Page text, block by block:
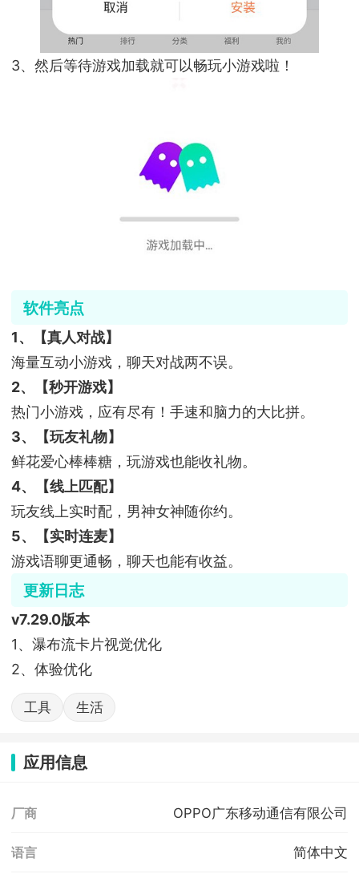
3、然后等待游戏加载就可以畅玩小游戏啦！
软件亮点
1、【真人对战】
海量互动小游戏，聊天对战两不误。
2、【秒开游戏】
热门小游戏，应有尽有！手速和脑力的大比拼。
3、【玩友礼物】
鲜花爱心棒棒糖，玩游戏也能收礼物。
4、【线上匹配】
玩友线上实时配，男神女神随你约。
5、【实时连麦】
游戏语聊更通畅，聊天也能有收益。
更新日志
v7.29.0版本
1、瀑布流卡片视觉优化
2、体验优化
工具 生活
应用信息
厂商 OPPO广东移动通信有限公司
语言 简体中文